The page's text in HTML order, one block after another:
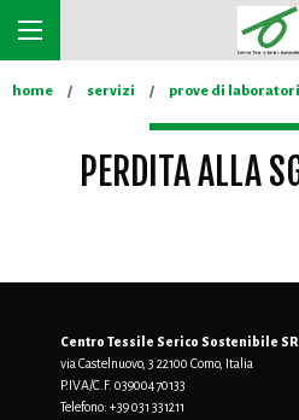
home servizi prove di
PERDITA ALLA
Centro Tessile Serico Sostenibile
via Castelnuovo, 3 22100 Como, Italia
P.IVA/C.F. 03900470133
Telefono: +39 031 331211